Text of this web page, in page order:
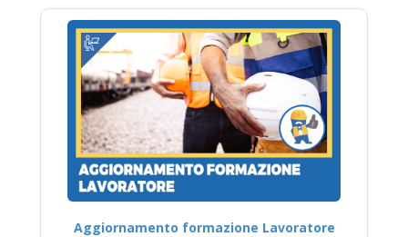
Aggiornamento formazione Lavoratore